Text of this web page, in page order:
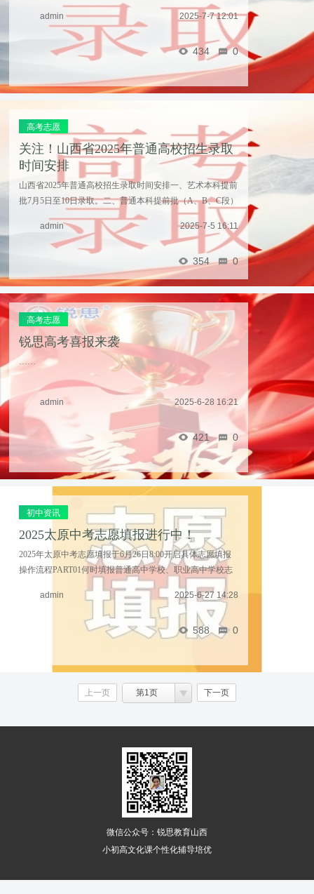
段）院校7月12日—15日录取；普通本科提前批（B段）院
校7月15日—20日录取；普通本科提前批（C段）院校7月 ...
admin 2025-7-7 12:01
434 0
高考志愿
关注！山西省2025年普通高校招生录取
时间安排
山西省2025年普通高校招生录取时间安排一、艺术本科提前
批7月5日至10日录取。二、普通本科提前批（A、B、C段）
（7月12日—24日）普通本科提前批（A段）院校7月12日—
15日录取；普通本科提前批（B段）院校7月15日—20 ...
admin 2025-7-5 16:11
354 0
高考志愿
锐思高考喜报来袭
……
admin 2025-6-28 16:21
421 0
初中资讯
2025太原中考志愿填报进行中！
2025年太原中考志愿填报于6月26日8:00开启具体志愿填报
操作流程PART01何时填报普通高中学校、职业高中学校志
愿?6月26日8:00至29日18:00，考生登录“山西招生考试网”进
入“山西省中考考生网上服务平台”填报普通高中 ...……
admin 2025-6-27 14:28
588 0
上一页 第1页 下一页
微信公众号：锐思教育山西
小初高文化课个性化辅导培优